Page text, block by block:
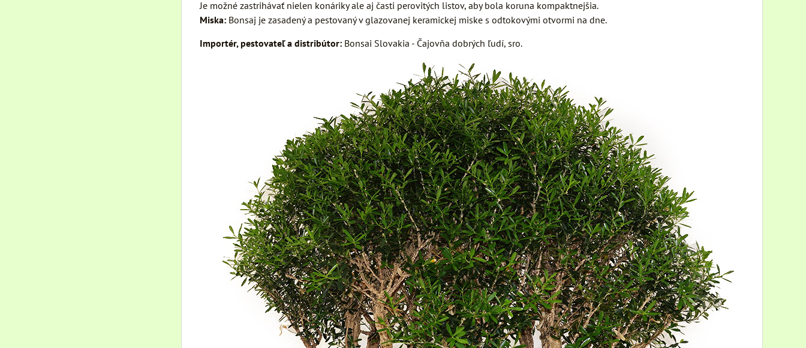
Je možné zastrihávať nielen konáriky ale aj časti perovitých listov, aby bola koruna kompaktnejšia.
Miska: Bonsaj je zasadený a pestovaný v glazovanej keramickej miske s odtokovými otvormi na dne.
Importér, pestovateľ a distribútor: Bonsai Slovakia - Čajovňa dobrých ľudí, sro.